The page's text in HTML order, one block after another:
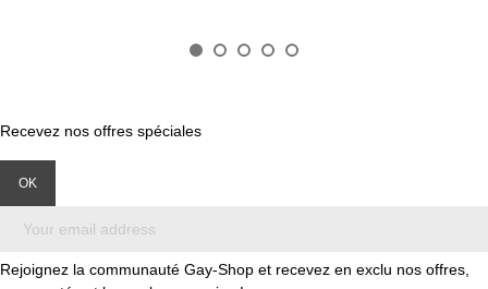
Recevez nos offres spéciales
Rejoignez la communauté Gay-Shop et recevez en exclu nos offres,